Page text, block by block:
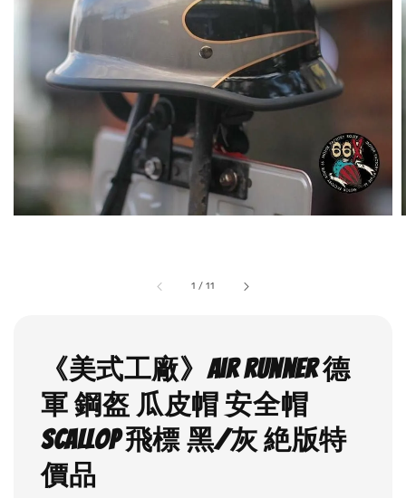
1 /11
《美式工廠》Air runner 德
軍 鋼盔 瓜皮帽 安全帽
Scallop 飛標 黑/灰 絶版特
價品